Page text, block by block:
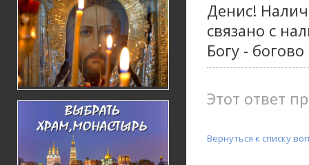
Денис!
связано с
Богу - богово
Этот ответ
Вернуться к списку